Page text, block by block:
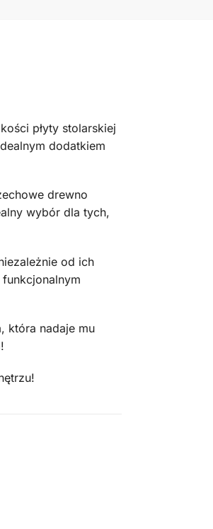
płyty stolarskiej
dodatkiem
drewno
wybór dla tych,
od ich
która nadaje mu